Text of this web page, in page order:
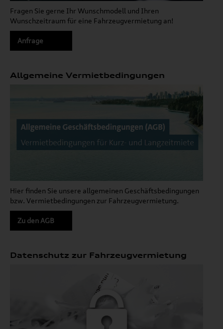
Fragen Sie gerne Ihr Wunschmodell und Ihren
Wunschzeitraum für eine Fahrzeugvermietung an!
Anfrage
Allgemeine Vermietbedingungen
Hier finden Sie unsere allgemeinen Geschäftsbedingungen
bzw. Vermietbedingungen zur Fahrzeugvermietung.
Zu den AGB
Datenschutz zur Fahrzeugvermietung